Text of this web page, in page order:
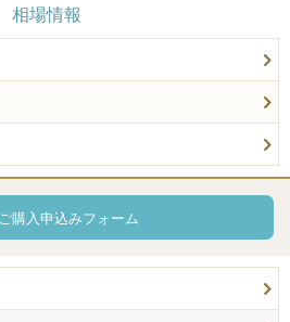
相場情報
ご購入申込みフォーム